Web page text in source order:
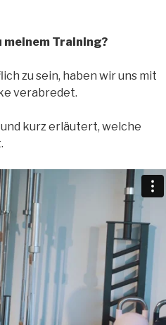
Training?
zu sein, haben wir uns mit
verabredet.
kurz erläutert, welche